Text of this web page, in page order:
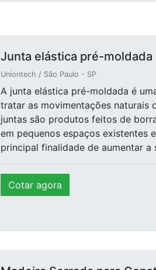
Junta elástica pré-moldada
Uniontech / São Paulo - SP
A junta elástica pré-moldada é
tratar as movimentações naturais
juntas são produtos feitos de
em pequenos espaços existentes
principal finalidade de aumentar a
Cotar agora